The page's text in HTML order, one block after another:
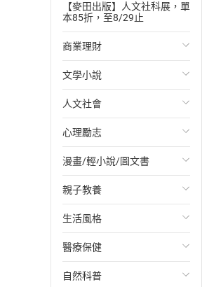
【麥田出版】人文社科展，單
本85折，至8/29止
商業理財
投資理財
經濟/趨勢
財務/金融
管理/領導
職場工作術
成功法
行銷/廣告
傳記
文學小說
歐美文學
日本文學
韓國文學
華文文學
經典文學
成長/家庭生活小說
懸疑/推理小說
人文社會
國際關係
政治
社會科學
台灣/中國歷史
日/韓歷史
其他歷史/史學
心理勵志
心靈成長/情緒
人際關係
兩性關係
心理學
漫畫/輕小說/圖文書
輕小說
奇幻/科幻
愛情故事
職場/社會寫實
親子教養
教育現場
兒童文學/故事
兒童科普/學習
生活風格
飲食/食譜
健身/美顏
醫療保健
健康/養生
自然科普